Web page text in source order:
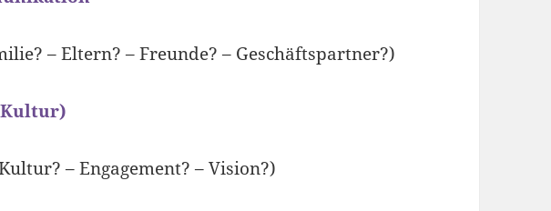
– Eltern? – Freunde? – Geschäftspartner?)
Kultur)
– Engagement? – Vision?)